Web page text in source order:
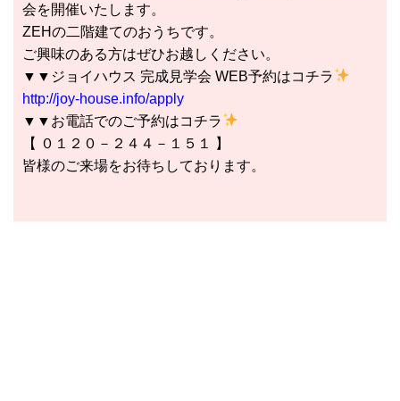
会を開催いたします。
ZEHの二階建てのおうちです。
ご興味のある方はぜひお越しください。
▼▼ジョイハウス 完成見学会 WEB予約はコチラ
http://joy-house.info/apply
▼▼お電話でのご予約はコチラ
【 ０１２０－２４４－１５１ 】
皆様のご来場をお待ちしております。